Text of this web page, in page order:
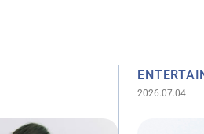
2026.07.04